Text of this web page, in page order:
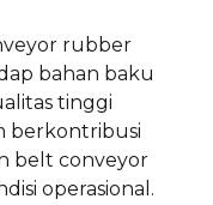
rubber
bahan baku
tinggi
berkontribusi
belt conveyor
operasional.